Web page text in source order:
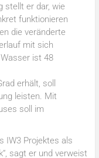
stellt er dar, wie
funktionieren
die veränderte
mit sich
ist 48
erhält, soll
leisten. Mit
soll im
IW3 Projektes als
sagt er und verweist